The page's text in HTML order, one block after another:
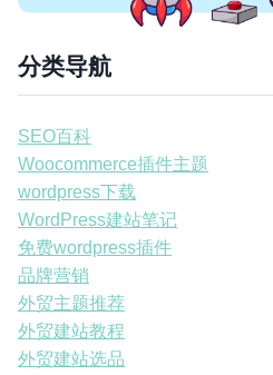
分类导航
SEO百科
Woocommerce插件主题
wordpress下载
WordPress建站笔记
免费wordpress插件
品牌营销
外贸主题推荐
外贸建站教程
外贸建站选品